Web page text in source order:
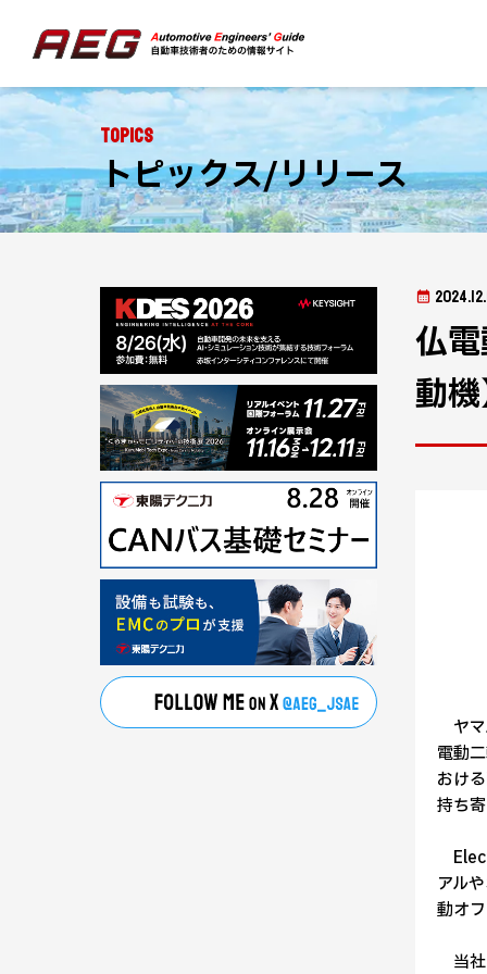
Topics
トピックス/リリース
仏
動機
ヤマ
電動
おけ
持ち
アル
動オ
当